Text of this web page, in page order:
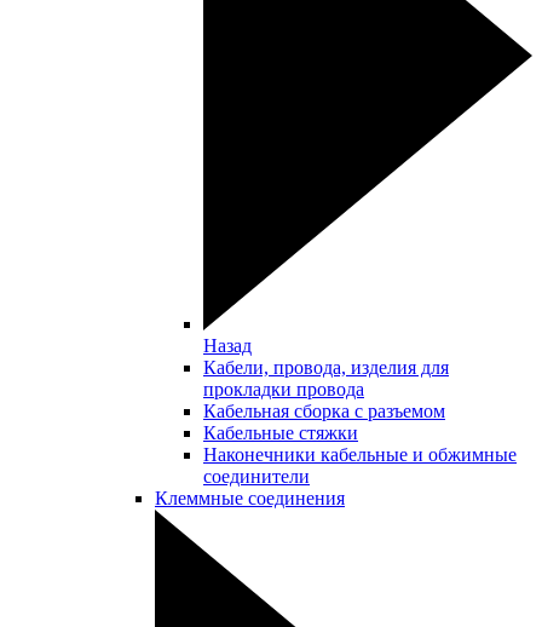
Назад
Кабели, провода, изделия для
прокладки провода
Кабельная сборка с разъемом
Кабельные стяжки
Наконечники кабельные и обжимные
соединители
Клеммные соединения